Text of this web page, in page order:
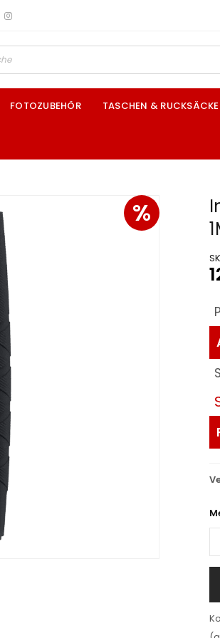
FOTOZUBEHÖR TASCHEN & RUCKSÄCKE
%